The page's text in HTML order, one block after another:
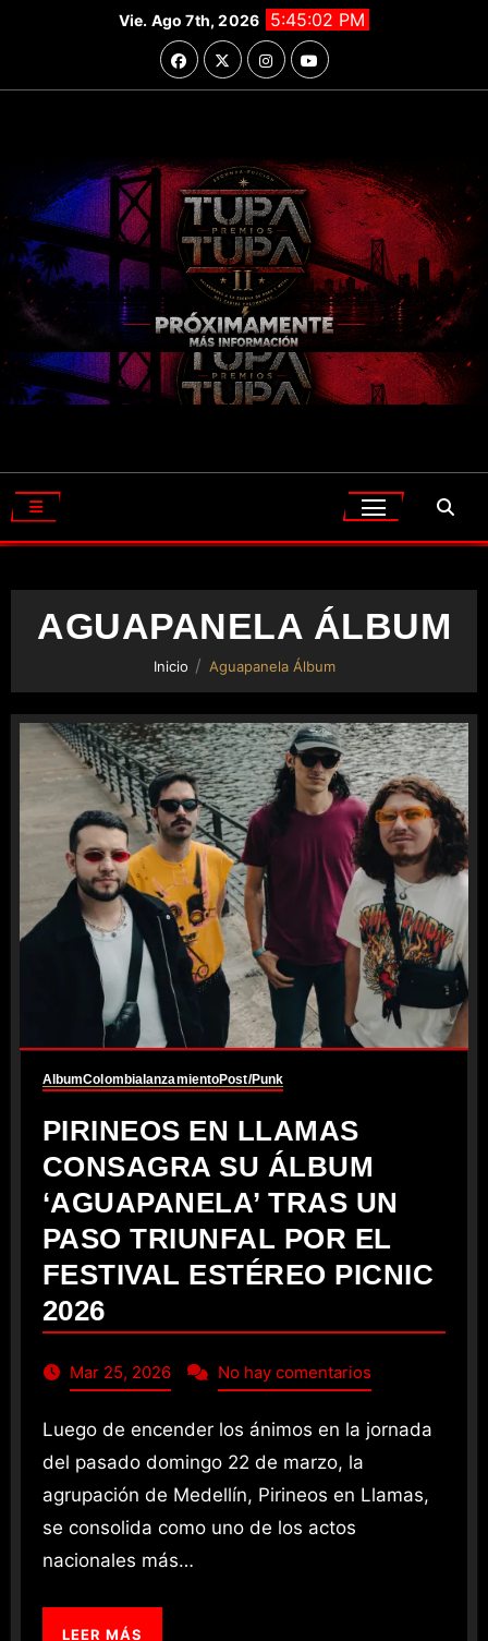
Vie. Ago 7th, 2026 5:45:03 PM
AGUAPANELA ÁLBUM
Inicio Aguapanela Álbum
AlbumColombialanzamientoPost/Punk
PIRINEOS EN LLAMAS
CONSAGRA SU ÁLBUM
‘AGUAPANELA’ TRAS UN
PASO TRIUNFAL POR EL
FESTIVAL ESTÉREO PICNIC
2026
Mar 25, 2026 No hay comentarios
Luego de encender los ánimos en la jornada
del pasado domingo 22 de marzo, la
agrupación de Medellín, Pirineos en Llamas,
se consolida como uno de los actos
nacionales más…
LEER MÁS